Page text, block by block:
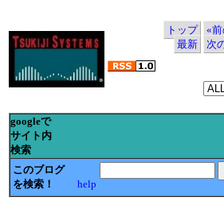
トップ
«
最新
次
googleで
サイト内
検索
このブログ
を検索！
help